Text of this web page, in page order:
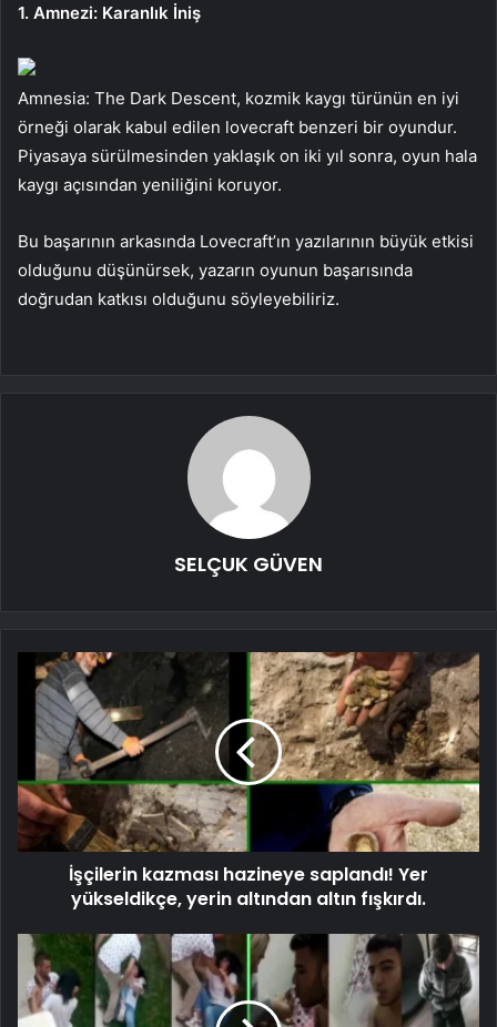
1. Amnezi: Karanlık İniş
Amnesia: The Dark Descent, kozmik kaygı türünün en iyi
örneği olarak kabul edilen lovecraft benzeri bir oyundur.
Piyasaya sürülmesinden yaklaşık on iki yıl sonra, oyun hala
kaygı açısından yeniliğini koruyor.
Bu başarının arkasında Lovecraft’ın yazılarının büyük etkisi
olduğunu düşünürsek, yazarın oyunun başarısında
doğrudan katkısı olduğunu söyleyebiliriz.
SELÇUK GÜVEN
İşçilerin kazması hazineye saplandı! Yer
yükseldikçe, yerin altından altın fışkırdı.